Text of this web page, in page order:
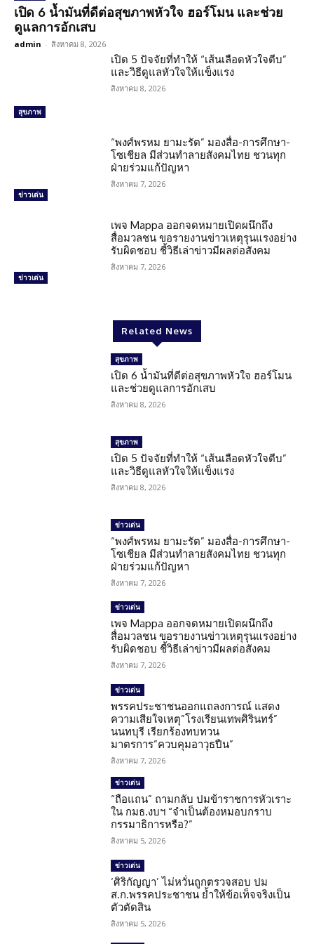
เปิด 6 น้ำมันที่ดีต่อสุขภาพหัวใจ ฮอร์โมน และช่วย
ดูแลการอักเสบ
admin - สิงหาคม 8, 2026
สุขภาพ
เปิด 5 ปัจจัยที่ทำให้ “เส้นเลือดหัวใจตีบ”
และวิธีดูแลหัวใจให้แข็งแรง
สิงหาคม 8, 2026
ข่าวเด่น
“พงศ์พรหม ยามะรัต” มองสื่อ-การศึกษา-
โซเชียล มีส่วนทำลายสังคมไทย ชวนทุก
ฝ่ายร่วมแก้ปัญหา
สิงหาคม 7, 2026
ข่าวเด่น
เพจ Mappa ออกจดหมายเปิดผนึกถึง
สื่อมวลชน ขอรายงานข่าวเหตุรุนแรงอย่าง
รับผิดชอบ ชี้วิธีเล่าข่าวมีผลต่อสังคม
สิงหาคม 7, 2026
Related News
สุขภาพ
เปิด 6 น้ำมันที่ดีต่อสุขภาพหัวใจ ฮอร์โมน
และช่วยดูแลการอักเสบ
สิงหาคม 8, 2026
สุขภาพ
เปิด 5 ปัจจัยที่ทำให้ “เส้นเลือดหัวใจตีบ”
และวิธีดูแลหัวใจให้แข็งแรง
สิงหาคม 8, 2026
ข่าวเด่น
“พงศ์พรหม ยามะรัต” มองสื่อ-การศึกษา-
โซเชียล มีส่วนทำลายสังคมไทย ชวนทุก
ฝ่ายร่วมแก้ปัญหา
สิงหาคม 7, 2026
ข่าวเด่น
เพจ Mappa ออกจดหมายเปิดผนึกถึง
สื่อมวลชน ขอรายงานข่าวเหตุรุนแรงอย่าง
รับผิดชอบ ชี้วิธีเล่าข่าวมีผลต่อสังคม
สิงหาคม 7, 2026
ข่าวเด่น
พรรคประชาชนออกแถลงการณ์ แสดง
ความเสียใจเหตุ”โรงเรียนเทพศิรินทร์”
นนทบุรี เรียกร้องทบทวน
มาตรการ”ควบคุมอาวุธปืน”
สิงหาคม 7, 2026
ข่าวเด่น
“ถือแถน” ถามกลับ ปมข้าราชการหัวเราะ
ใน กมธ.งบฯ “จำเป็นต้องหมอบกราบ
กรรมาธิการหรือ?”
สิงหาคม 5, 2026
ข่าวเด่น
‘ศิริกัญญา’ ไม่หวั่นถูกตรวจสอบ ปม
ส.ก.พรรคประชาชน ย้ำให้ข้อเท็จจริงเป็น
ตัวตัดสิน
สิงหาคม 5, 2026